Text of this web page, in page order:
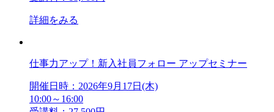
詳細をみる
仕事力アップ！新入社員フォロー アップセミナー
開催日時：2026年9月17日(木)
10:00～16:00